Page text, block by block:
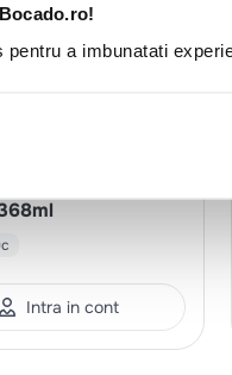
pentru a imbunatati
Intra in cont